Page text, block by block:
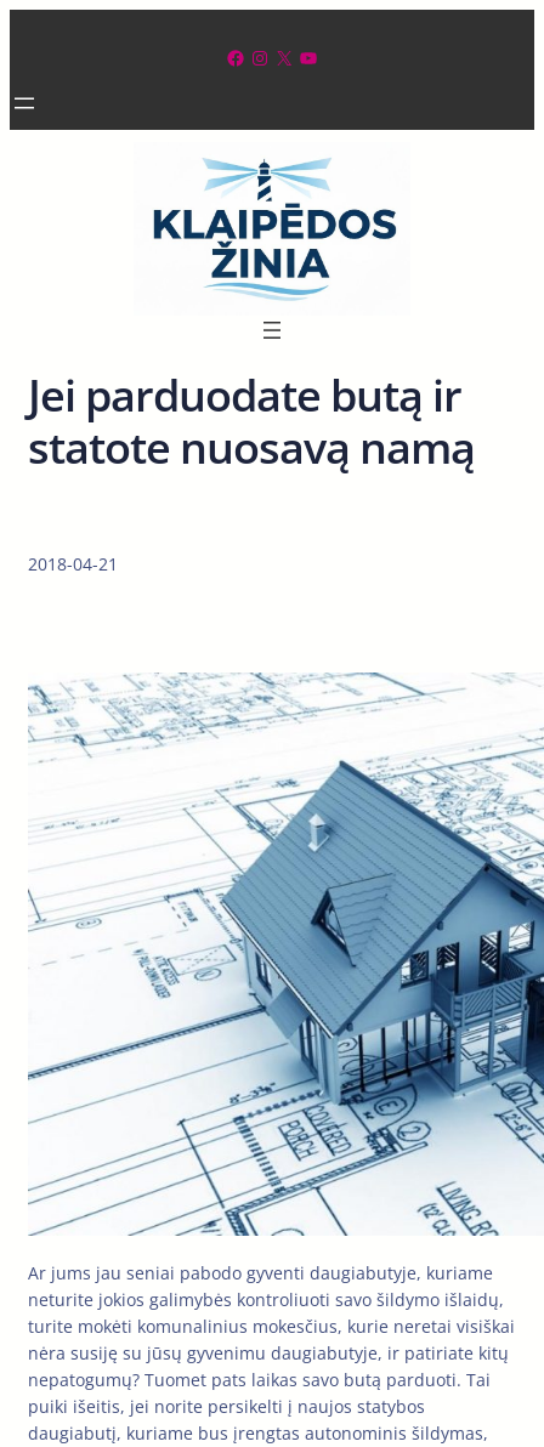
Facebook Instagram X YouTube
Jei parduodate butą ir
statote nuosavą namą
2018-04-21
Ar jums jau seniai pabodo gyventi daugiabutyje, kuriame
neturite jokios galimybės kontroliuoti savo šildymo išlaidų,
turite mokėti komunalinius mokesčius, kurie neretai visiškai
nėra susiję su jūsų gyvenimu daugiabutyje, ir patiriate kitų
nepatogumų? Tuomet pats laikas savo butą parduoti. Tai
puiki išeitis, jei norite persikelti į naujos statybos
daugiabutį, kuriame bus įrengtas autonominis šildymas,